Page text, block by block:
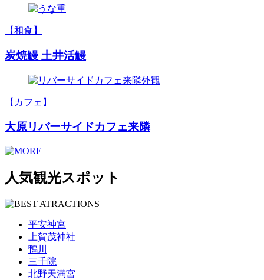
【和食】
炭焼鰻 土井活鰻
【カフェ】
大原リバーサイドカフェ来隣
人気観光スポット
平安神宮
上賀茂神社
鴨川
三千院
北野天満宮